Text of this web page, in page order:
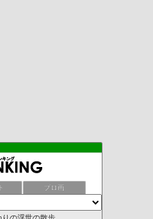
ブロ画
りの浮世の散歩